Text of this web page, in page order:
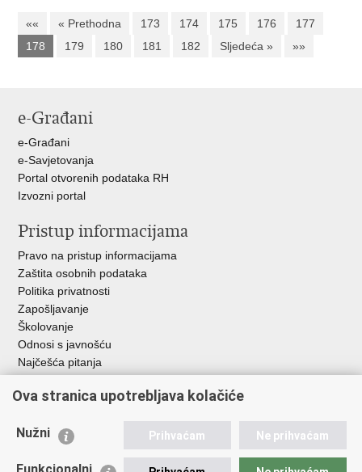
«« « Prethodna 173 174 175 176
177
178
179 180 181 182 Sljedeća » »»
e-Građani
e-Građani
e-Savjetovanja
Portal otvorenih podataka RH
Izvozni portal
Pristup informacijama
Pravo na pristup informacijama
Zaštita osobnih podataka
Politika privatnosti
Zapošljavanje
Školovanje
Odnosi s javnošću
Najčešća pitanja
Važne poveznice
EMN Nacionalna kontaktna točka za Republiku Hrvatsku
Ova stranica upotrebljava kolačiće
Nužni Prihvaćam Ne prihvaćam